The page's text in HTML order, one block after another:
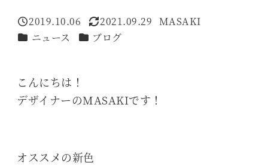
投稿日
2019.10.06
更新日
2021.09.29
著
MASAKI
カテゴリー
ニュース カテゴリー
ブログ
こんにちは！
デザイナーのMASAKIです！
オススメの新色